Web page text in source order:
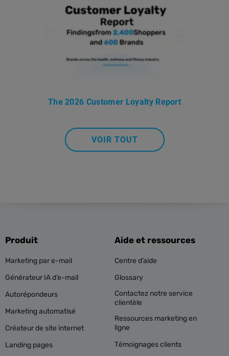
The 2026 Customer Loyalty Report
VOIR TOUT
Produit
Marketing par e-mail
Générateur IA d’e-mail
Autorépondeurs
Marketing automatisé
Créateur de site internet
Landing pages
Aide et ressources
Centre d’aide
Glossary
Contactez notre service
clientèle
Ressources marketing en
ligne
Témoignages clients